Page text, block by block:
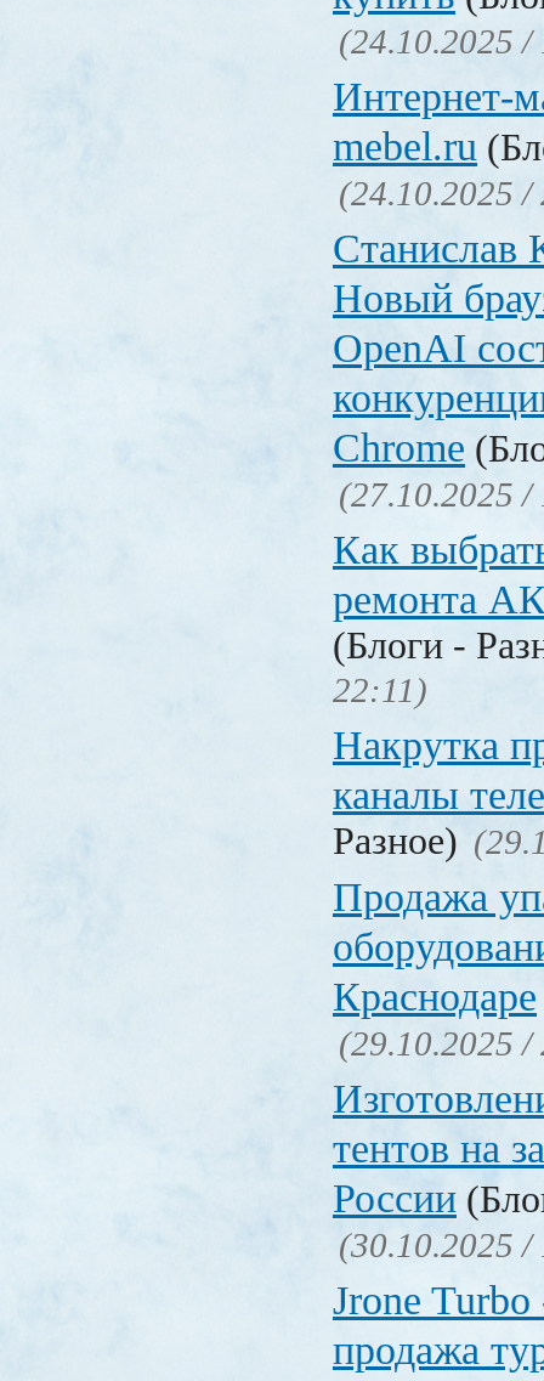
(24.10.2025 /
Интернет-
mebel.ru
(24.10.2025 /
Станислав
Новый
OpenAI
Chrome
(27.10.2025 /
Как
ремонта
(Блоги -
22:11)
Накрутка
каналы
Разное)
Продажа
Краснодаре
(29.10.2025 /
тентов на
России
(30.10.2025 /
Jrone
продажа